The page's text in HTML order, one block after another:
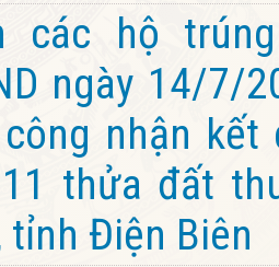
các hộ
ngày 14/7/
nhận
thửa đất
tỉnh Điện Biên